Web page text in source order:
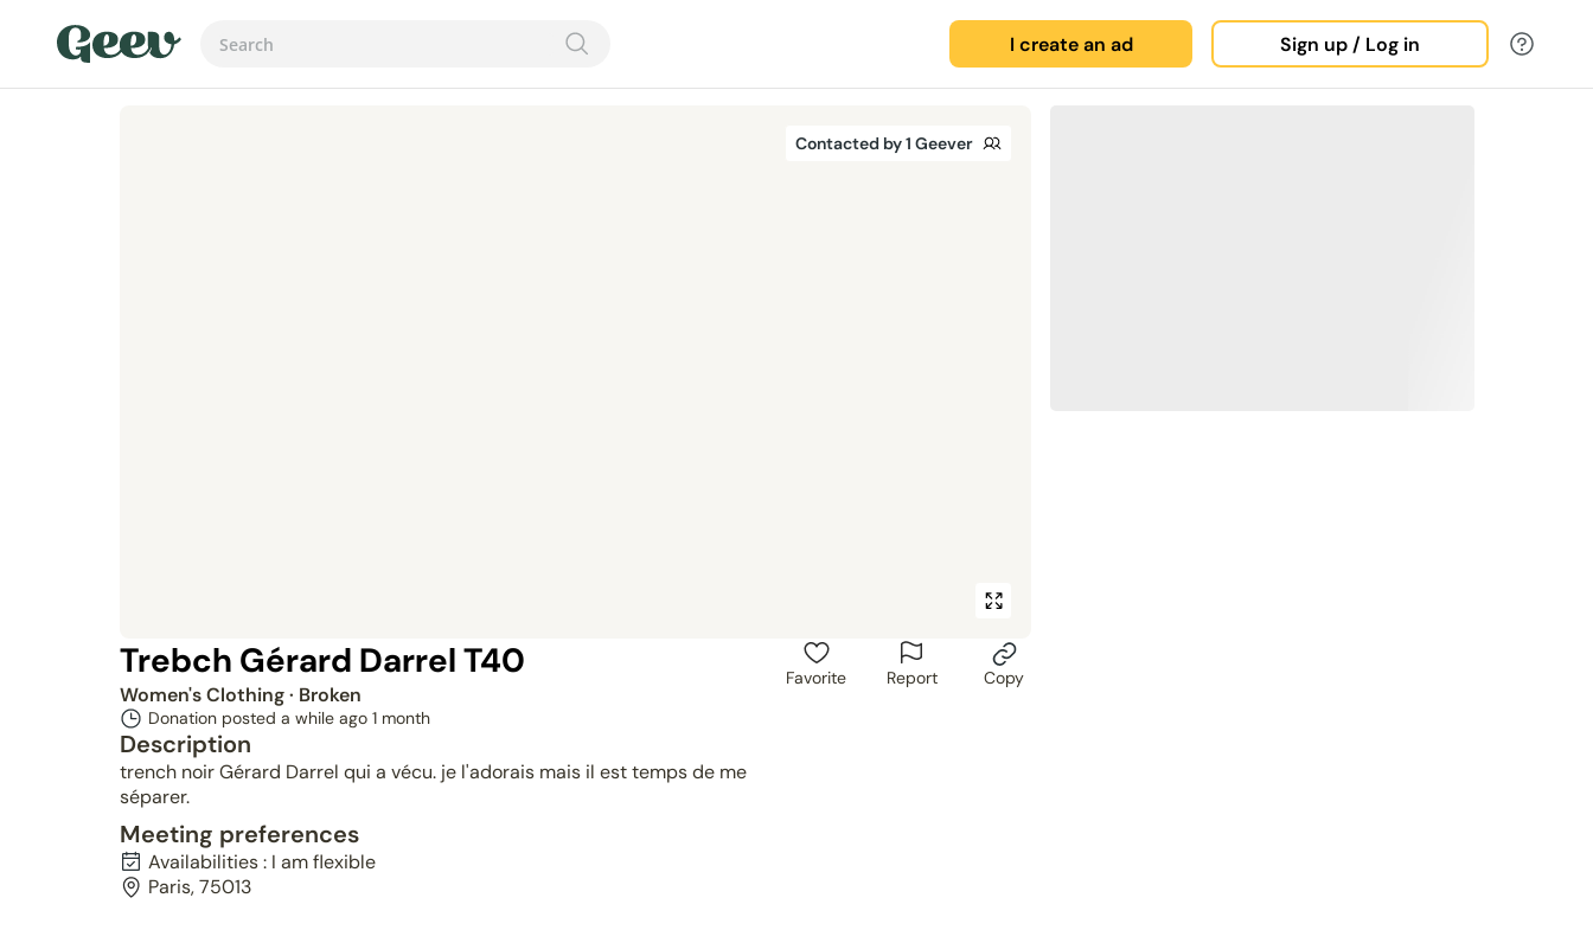
I create an ad Sign up / Log in
Contacted by 1 Geever
Trebch Gérard Darrel T40
Women's Clothing· Broken
Donation posted a while ago 1 month
Description
trench noir Gérard Darrel qui a vécu. je l'adorais mais il est temps de me
séparer.
Favorite Report Copy
Meeting preferences
Availabilities : I am flexible
Paris, 75013